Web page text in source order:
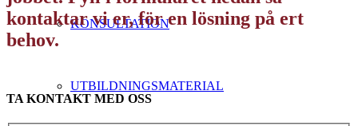
KONSULTATION
UTBILDNINGSMATERIAL
kontaktar vi er, för en lösning på ert
behov.
TA KONTAKT MED OSS